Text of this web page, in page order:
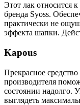
Этот лак относится
бренда Syoss.
практически не
эффекта шапки.
Kapous
Прекрасное
производителя
состоянии надолго.
выглядеть